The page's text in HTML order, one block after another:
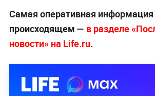
Самая оперативная информация
происходящем — в разделе
новости» на Life.ru.